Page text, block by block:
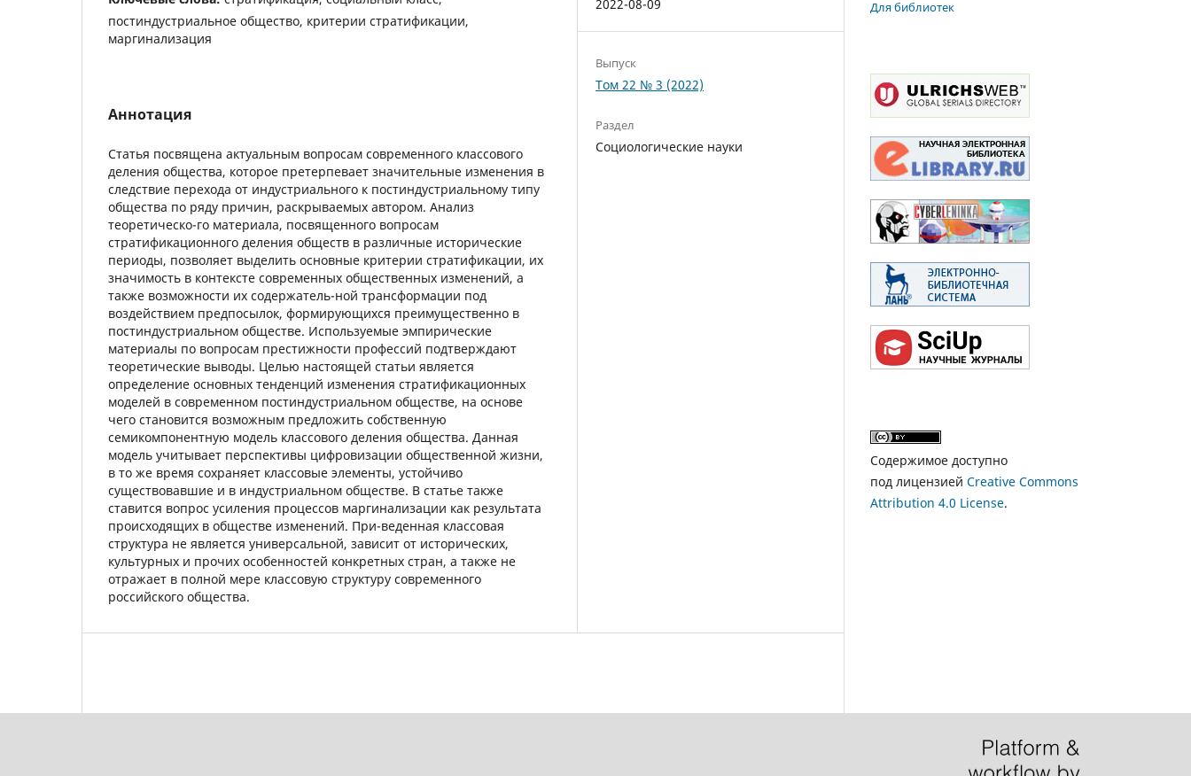
постиндустриальное общество, критерии стратификации,
маргинализация
Аннотация
Статья посвящена актуальным вопросам современного классового
деления общества, которое претерпевает значительные изменения в
следствие перехода от индустриального к постиндустриальному типу
общества по ряду причин, раскрываемых автором. Анализ
теоретическо-го материала, посвященного вопросам
стратификационного деления обществ в различные исторические
периоды, позволяет выделить основные критерии стратификации, их
значимость в контексте современных общественных изменений, а
также возможности их содержатель-ной трансформации под
воздействием предпосылок, формирующихся преимущественно в
постиндустриальном обществе. Используемые эмпирические
материалы по вопросам престижности профессий подтверждают
теоретические выводы. Целью настоящей статьи является
определение основных тенденций изменения стратификационных
моделей в современном постиндустриальном обществе, на основе
чего становится возможным предложить собственную
семикомпонентную модель классового деления общества. Данная
модель учитывает перспективы цифровизации общественной жизни,
в то же время сохраняет классовые элементы, устойчиво
существовавшие и в индустриальном обществе. В статье также
ставится вопрос усиления процессов маргинализации как результата
происходящих в обществе изменений. При-веденная классовая
структура не является универсальной, зависит от исторических,
культурных и прочих особенностей конкретных стран, а также не
отражает в полной мере классовую структуру современного
российского общества.
2022-08-09
Выпуск
Том 22 № 3 (2022)
Раздел
Социологические науки
Для библиотек
Содержимое доступно
под лицензией Creative Commons
Attribution 4.0 License.